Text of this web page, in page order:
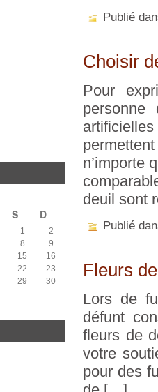
S D
1
2
8
9
15
16
22
23
29
30
Publié
Choisir
Pour
n’importe
deuil sont
Publié
Fleurs
Lors de
défunt
fleurs de
votre
pour des